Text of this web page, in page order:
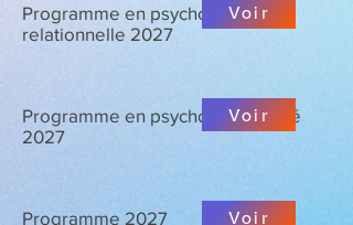
Programme en psychosomatique
relationnelle 2027
Voir
Programme en psychosomotricité
2027
Voir
Programme 2027 Voir